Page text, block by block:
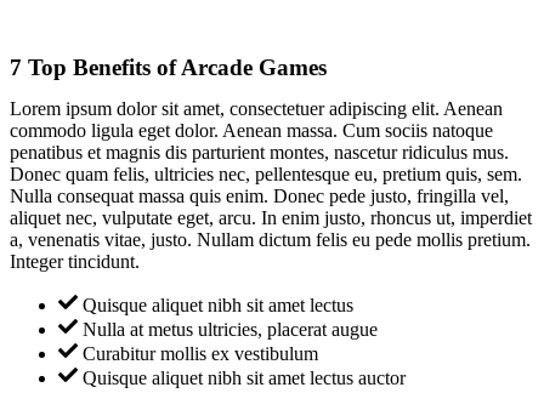
7 Top Benefits of Arcade Games
Lorem ipsum dolor sit amet, consectetuer adipiscing elit. Aenean
commodo ligula eget dolor. Aenean massa. Cum sociis natoque
penatibus et magnis dis parturient montes, nascetur ridiculus mus.
Donec quam felis, ultricies nec, pellentesque eu, pretium quis, sem.
Nulla consequat massa quis enim. Donec pede justo, fringilla vel,
aliquet nec, vulputate eget, arcu. In enim justo, rhoncus ut, imperdiet
a, venenatis vitae, justo. Nullam dictum felis eu pede mollis pretium.
Integer tincidunt.
Quisque aliquet nibh sit amet lectus
Nulla at metus ultricies, placerat augue
Curabitur mollis ex vestibulum
Quisque aliquet nibh sit amet lectus auctor